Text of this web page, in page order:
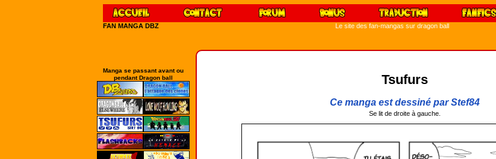
FAN MANGA DBZ Le site des fan-mangas sur dragon ball
Manga se passant avant ou
pendant Dragon ball
Tsufurs
Ce manga est dessiné par Stef84
Se lit de droite à gauche.